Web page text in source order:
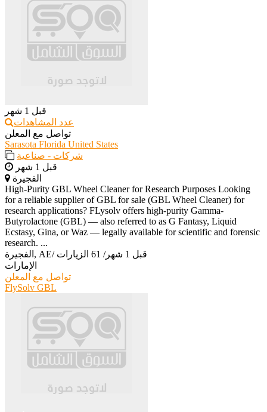
قبل 1 شهر
عدد المشاهدات
تواصل مع المعلن
Sarasota Florida United States
شركات - صناعية
قبل 1 شهر
الفجيرة
High-Purity GBL Wheel Cleaner for Research Purposes Looking
for a reliable supplier of GBL for sale (GBL Wheel Cleaner) for
research applications? FLysolv offers high-purity Gamma-
Butyrolactone (GBL) — also referred to as G Fantasy, Liquid
Ecstasy, Gina, or Waz — legally available for scientific and forensic
research. ...
الفجيرة, AE/ قبل 1 شهر / 61 الزيارات
الإمارات
تواصل مع المعلن
FlySolv GBL